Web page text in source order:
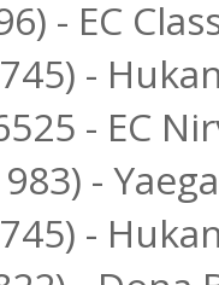
- EC
-
- EC
-
-